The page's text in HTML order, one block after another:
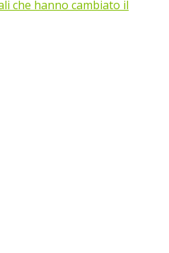
che hanno cambiato il